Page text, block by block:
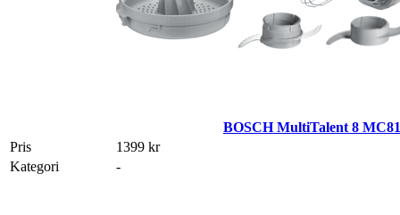
BOSCH MultiTalent 8
Pris
1399 kr
Kategori
-